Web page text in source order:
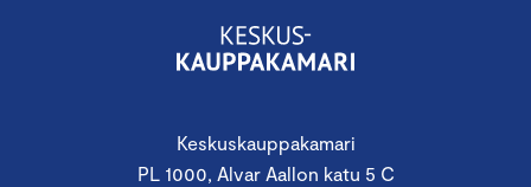
Keskuskauppakamari
PL 1000, Alvar Aallon katu 5 C